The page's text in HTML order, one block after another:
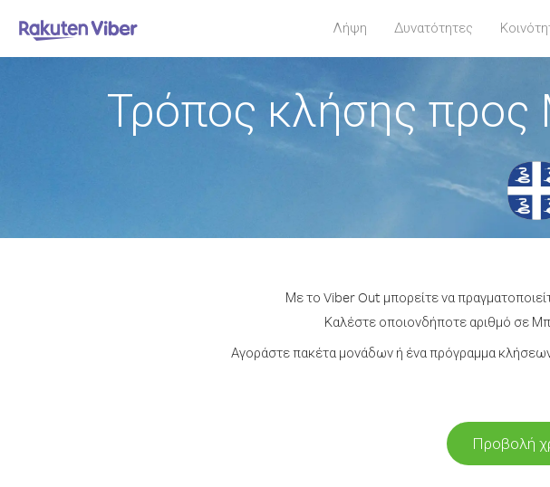
Λήψη Δυνατότητες
Τρόπος κλήσης προς
Με το Viber Out μπορείτε να
Καλέστε οποιονδήποτε αριθμό σε
Αγοράστε πακέτα μονάδων ή ένα πρόγραμμα
Προβολή